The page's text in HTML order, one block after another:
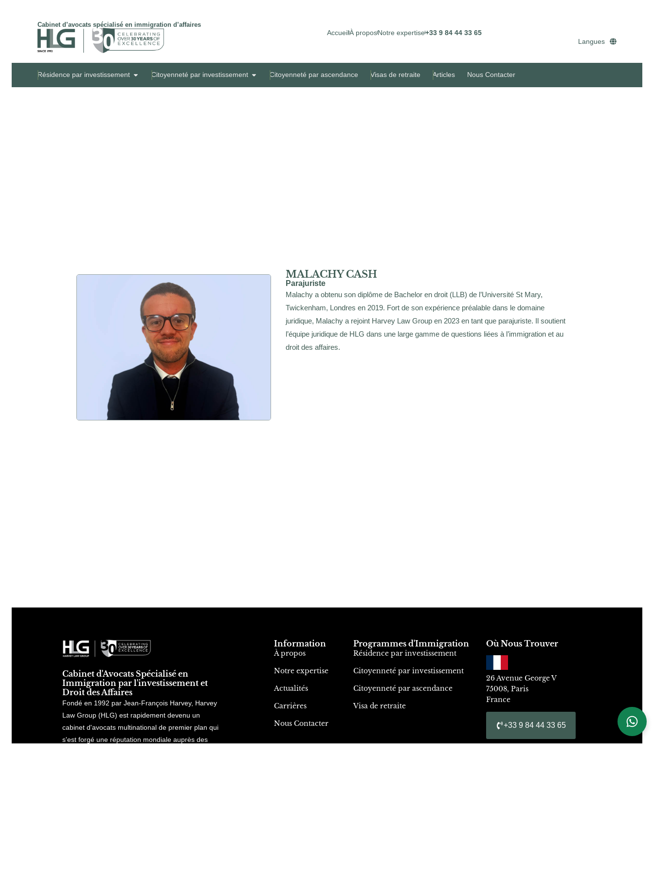
Cabinet d’avocats spécialisé en immigration d’affaires
AccueilÀ proposNotre expertise+33 9 84 44 33 65
Langues
Résidence par investissement Citoyenneté par investissement Citoyenneté par ascendance Visas de retraite Articles Nous Contacter
MALACHY CASH
Parajuriste
Malachy a obtenu son diplôme de Bachelor en droit (LLB) de l’Université St Mary,
Twickenham, Londres en 2019. Fort de son expérience préalable dans le domaine
juridique, Malachy a rejoint Harvey Law Group en 2023 en tant que parajuriste. Il soutient
l’équipe juridique de HLG dans une large gamme de questions liées à l’immigration et au
droit des affaires.
Cabinet d'Avocats Spécialisé en
Immigration par l'investissement et
Droit des Affaires
Fondé en 1992 par Jean-François Harvey, Harvey
Law Group (HLG) est rapidement devenu un
cabinet d'avocats multinational de premier plan qui
s'est forgé une réputation mondiale auprès des
Information
À propos
Notre expertise
Actualités
Carrières
Nous Contacter
Programmes d'Immigration
Résidence par investissement
Citoyenneté par investissement
Citoyenneté par ascendance
Visa de retraite
Où Nous Trouver
26 Avenue George V
75008, Paris
France
+33 9 84 44 33 65